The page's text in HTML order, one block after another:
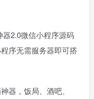
2.0微信小程序源码
序无需服务器即可搭
器，饭局、酒吧、